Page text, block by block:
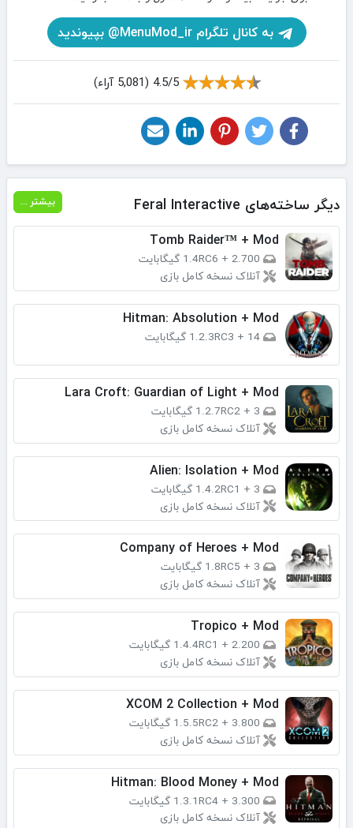
به کانال تلگرام MenuMod_ir@ بپیوندید
4.5/5 (5,081 آراء)
دیگر ساخته‌های Feral Interactive‏ بیشتر ...
Tomb Raider™ + Mod
1.4RC6 + 2.700 گیگابایت
آنلاک نسخه کامل بازی
Hitman: Absolution + Mod
1.2.3RC3 + 14 گیگابایت
Lara Croft: Guardian of Light + Mod
1.2.7RC2 + 3 گیگابایت
آنلاک نسخه کامل بازی
Alien: Isolation + Mod
1.4.2RC1 + 3 گیگابایت
آنلاک نسخه کامل بازی
Company of Heroes + Mod
1.8RC5 + 3 گیگابایت
آنلاک نسخه کامل بازی
Tropico + Mod
1.4.4RC1 + 2.200 گیگابایت
آنلاک نسخه کامل بازی
XCOM 2 Collection + Mod
1.5.5RC2 + 3.800 گیگابایت
آنلاک نسخه کامل بازی
Hitman: Blood Money + Mod
1.3.1RC4 + 3.300 گیگابایت
آنلاک نسخه کامل بازی